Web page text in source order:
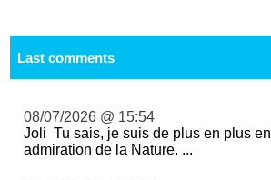
Last comments
08/07/2026 @ 15:54
Joli Tu sais, je suis de plus en plus en
admiration de la Nature. ...